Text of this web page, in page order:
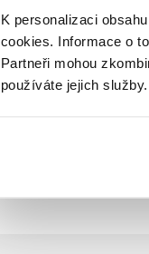
K personalizaci
cookies. Informace o
Partneři mohou
používáte jejich služby.